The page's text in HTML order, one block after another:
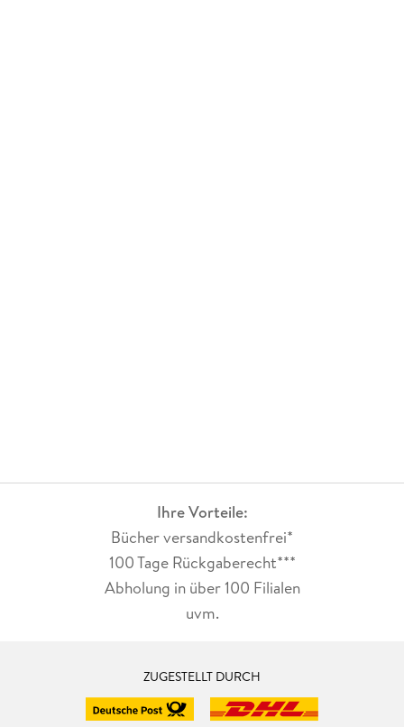
Ihre Vorteile:
Bücher versandkostenfrei*
100 Tage Rückgaberecht***
Abholung in über 100 Filialen
uvm.
ZUGESTELLT DURCH